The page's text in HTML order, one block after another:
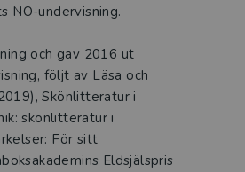
NO-undervisning.
och gav 2016 ut
följt av Läsa och
Skönlitteratur i
skönlitteratur i
För sitt
Eldsjälspris